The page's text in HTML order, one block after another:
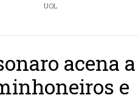
UOL
acena a
e